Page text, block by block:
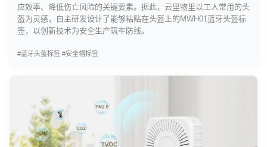
应效率、降低伤亡风险的关键要素。据此，云里物里以工人常用的头
盔为灵感，自主研发设计了能够粘贴在头盔上的MWH01蓝牙头盔标
签，以创新技术为安全生产筑牢防线。
#蓝牙头盔标签 #安全帽标签